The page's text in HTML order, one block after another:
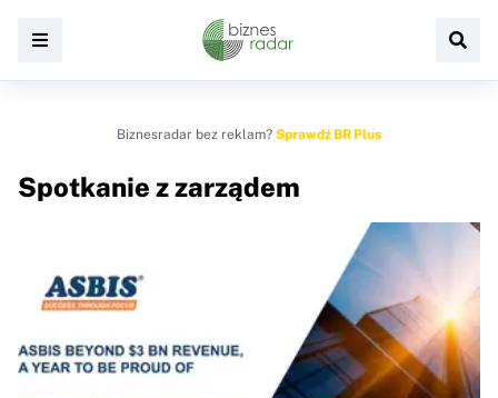
Biznesradar bez reklam? Sprawdź BR Plus
Spotkanie z zarządem